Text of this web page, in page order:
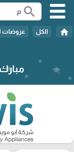
search
home الكل عروضات